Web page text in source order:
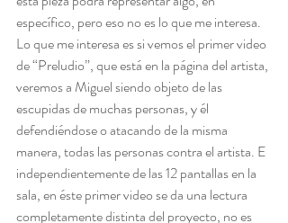
específico, pero eso no es lo que me interesa.
Lo que me interesa es si vemos el primer video
de “Preludio”, que está en la página del artista,
veremos a Miguel siendo objeto de las
escupidas de muchas personas, y él
defendiéndose o atacando de la misma
manera, todas las personas contra el artista. E
independientemente de las 12 pantallas en la
sala, en éste primer video se da una lectura
completamente distinta del proyecto, no es